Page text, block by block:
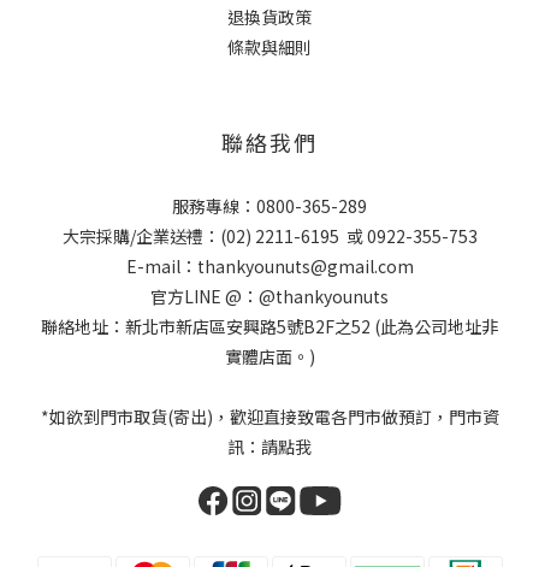
退換貨政策
條款與細則
聯絡我們
服務專線： 0800-365-289
大宗採購/企業送禮： (02) 2211-6195 或0922-355-753
E-mail： thankyounuts@gmail.com
官方LINE @： @thankyounuts
聯絡地址：新北市新店區安興路5號B2F之52 (此為公司地址非
實體店面。)
*如欲到門市取貨(寄出)，歡迎直接致電各門市做預訂，門市資
訊： 請點我